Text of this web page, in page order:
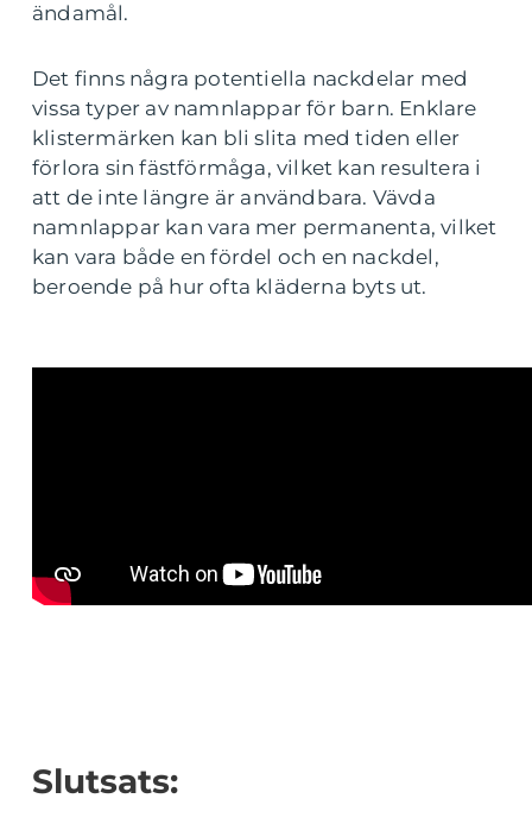
ändamål.
Det finns några potentiella nackdelar med
vissa typer av namnlappar för barn. Enklare
klistermärken kan bli slita med tiden eller
förlora sin fästförmåga, vilket kan resultera i
att de inte längre är användbara. Vävda
namnlappar kan vara mer permanenta, vilket
kan vara både en fördel och en nackdel,
beroende på hur ofta kläderna byts ut.
Slutsats: